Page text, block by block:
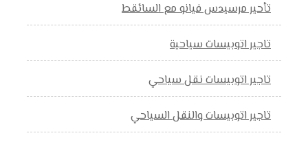
تأحير مرسيدس فيانو مع السائقط
تاجير اتوبيسات سياحية
تاجير اتوبيسات نقل سياحي
تاجير اتوبيسات والنقل السياحي